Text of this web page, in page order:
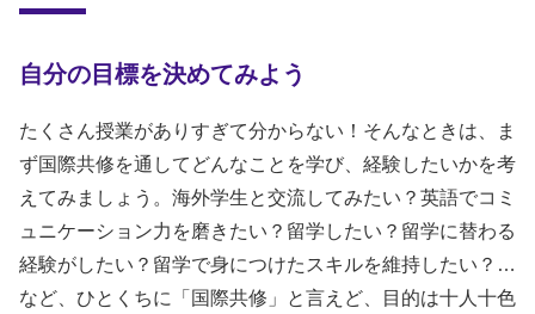
自分の目標を決めてみよう
たくさん授業がありすぎて分からない！そんなときは、ま
ず国際共修を通してどんなことを学び、経験したいかを考
えてみましょう。海外学生と交流してみたい？英語でコミ
ュニケーション力を磨きたい？留学したい？留学に替わる
経験がしたい？留学で身につけたスキルを維持したい？…
など、ひとくちに「国際共修」と言えど、目的は十人十色